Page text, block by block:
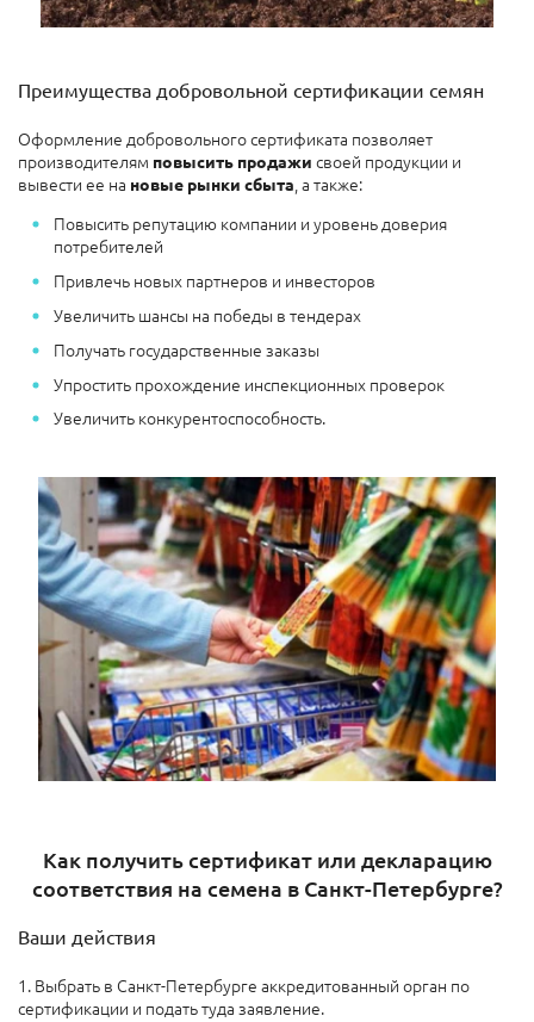
Преимущества добровольной сертификации семян
Оформление добровольного сертификата позволяет
производителям повысить продажи своей продукции и
вывести ее на новые рынки сбыта, а также:
Повысить репутацию компании и уровень доверия
потребителей
Привлечь новых партнеров и инвесторов
Увеличить шансы на победы в тендерах
Получать государственные заказы
Упростить прохождение инспекционных проверок
Увеличить конкурентоспособность.
Как получить сертификат или декларацию
соответствия на семена в Санкт-Петербурге?
Ваши действия
1. Выбрать в Санкт-Петербурге аккредитованный орган по
сертификации и подать туда заявление.